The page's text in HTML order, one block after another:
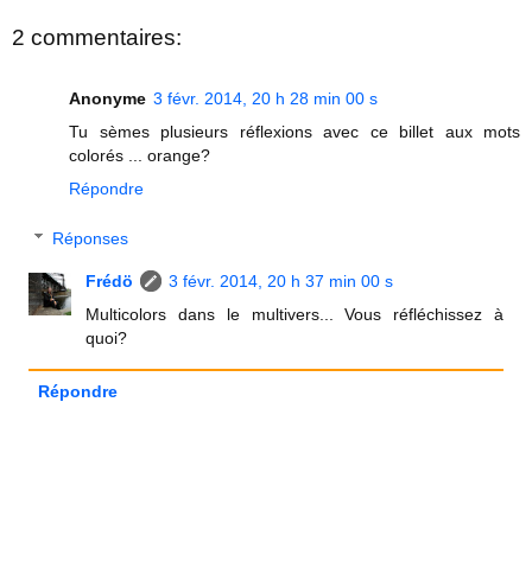
2 commentaires:
Anonyme 3 févr. 2014, 20 h 28 min 00 s
Tu sèmes plusieurs réflexions avec ce billet aux mots
colorés ... orange?
Répondre
Réponses
Frédö
3 févr. 2014, 20 h 37 min 00 s
Multicolors dans le multivers... Vous réfléchissez à
quoi?
Répondre